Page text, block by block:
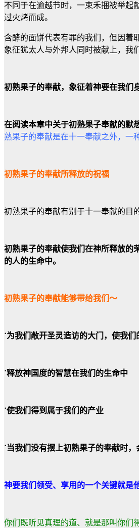
不同于在逾越节时，一束禾捆被举起
过火烤而成。
含酵的面饼代表有罪的我们，但因着
象征犹太人与外邦人同时被献上，我
初熟果子的奉献，象征着神要在我们
在阅读本章中关于初熟果子奉献的默
熟果子的奉献是在十一奉献之外，一
初熟果子的奉献所释放的祝福
初熟果子的奉献有别于十一奉献的目
初熟果子的奉献使我们在神所释放的
的人的生命中。
初熟果子的奉献能够带给我们～
˙为我们敞开圣灵造访的大门，使我们
˙释放神国度的智慧在我们的生命中
˙使我们得到属于我们的产业
˙当我们没有摆上初熟果子的奉献时，
神要我们领受、享用的一个关键就是
你们既听见真理的道、就是那叫你们